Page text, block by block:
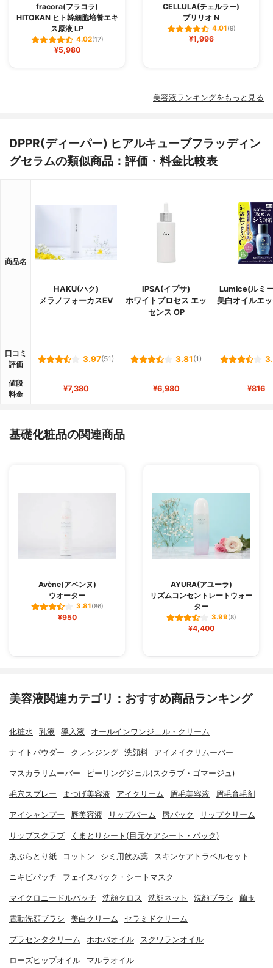
fracora(フラコラ)
HITOKAN ヒト幹細胞培養エキ
ス原液 LP
4.02(17)
¥5,980
CELLULA(チェルラー)
ブリリオ N
4.01(9)
¥1,996
美容液ランキングをもっと見る
DPPR(ディーパー) ヒアルキューブフラッディン
グセラムの類似商品：評価・料金比較表
商品名
HAKU(ハク)
メラノフォーカスEV
IPSA(イプサ)
ホワイトプロセス エッ
センス OP
Lumice(ルミ
美白オイルエ
口コミ
評価
3.97(51) 3.81 (1)
値段
料金
¥7,380 ¥6,980 ¥816
基礎化粧品の関連商品
Avène(アベンヌ)
ウオーター
3.81(86)
¥950
AYURA(アユーラ)
リズムコンセントレートウォー
ター
3.99(8)
¥4,400
美容液関連カテゴリ：おすすめ商品ランキング
化粧水 乳液 導入液 オールインワンジェル・クリーム
ナイトパウダー クレンジング 洗顔料 アイメイクリムーバー
マスカラリムーバー ピーリングジェル(スクラブ・ゴマージュ)
毛穴スプレー まつげ美容液 アイクリーム 眉毛美容液 眉毛育毛剤
アイシャンプー 唇美容液 リップバーム 唇パック リップクリーム
リップスクラブ くまとりシート(目元ケアシート・パック)
あぶらとり紙 コットン シミ用飲み薬 スキンケアトラベルセット
ニキビパッチ フェイスパック・シートマスク
マイクロニードルパッチ 洗顔クロス 洗顔ネット 洗顔ブラシ 繭玉
電動洗顔ブラシ 美白クリーム セラミドクリーム
プラセンタクリーム ホホバオイル スクワランオイル
ローズヒップオイル マルラオイル